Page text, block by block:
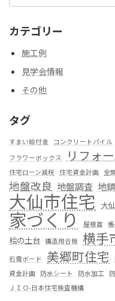
カテゴリー
施工例
見学会情報
その他
タグ
すまい給付金 コンクリートパイル
フラワーボックス
リフォ
住宅ローン減税 住宅資金計画 全
地盤改良 地盤調査 地
大仙市住宅 大
家づくり 屋根葺
桧の土台 構造用合板 横手
石膏ボード
美郷町住宅
資金計画
防水シート 防水加工
ＪＩＯ-日本住宅検査機構